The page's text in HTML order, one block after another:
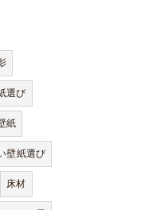
選び
紙
壁紙選び
床材